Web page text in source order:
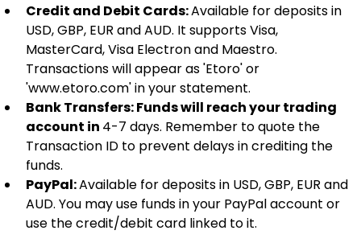
Credit and Debit Cards: Available for deposits in
USD, GBP, EUR and AUD. It supports Visa,
MasterCard, Visa Electron and Maestro.
Transactions will appear as 'Etoro' or
'www.etoro.com' in your statement.
Bank Transfers: Funds will reach your trading
account in 4-7 days. Remember to quote the
Transaction ID to prevent delays in crediting the
funds.
PayPal: Available for deposits in USD, GBP, EUR and
AUD. You may use funds in your PayPal account or
use the credit/debit card linked to it.